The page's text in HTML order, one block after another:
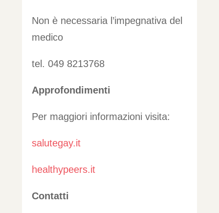
Non è necessaria l’impegnativa del
medico
tel. 049 8213768
Approfondimenti
Per maggiori informazioni visita:
salutegay.it
healthypeers.it
Contatti